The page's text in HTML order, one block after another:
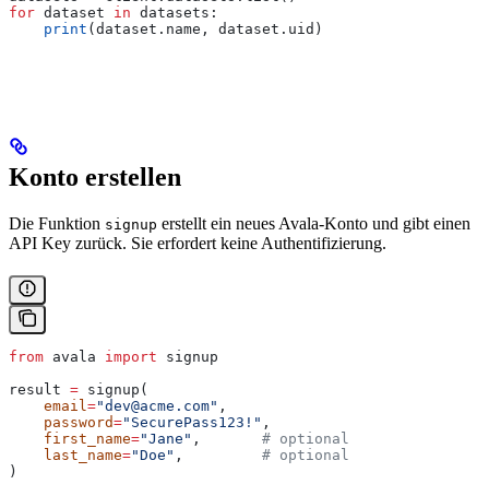
for dataset in datasets:
    print
(dataset.name, dataset.uid)
Konto erstellen
Die Funktion signup erstellt ein neues Avala-Konto und gibt einen
API Key zurück. Sie erfordert keine Authentifizierung.
from avala import signup
result = signup(
    email
="dev@acme.com" ,
    password
="SecurePass123!" ,
    first_name
="Jane" , # optional
    last_name
="Doe" , # optional
)